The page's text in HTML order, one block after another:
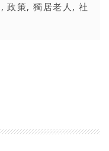
,政策,獨居老人 , 社